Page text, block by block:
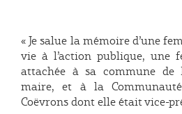
« Je salue la mémoire d’une
vie à l’action publique, une
attachée à sa commune
maire, et à la
Coëvrons dont elle était vice-